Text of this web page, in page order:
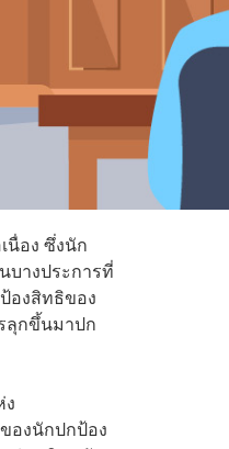
นื่อง ซึ่งนัก
างประการที่
องสิทธิของ
ลุกขึ้นมาปก
องนักปกป้อง